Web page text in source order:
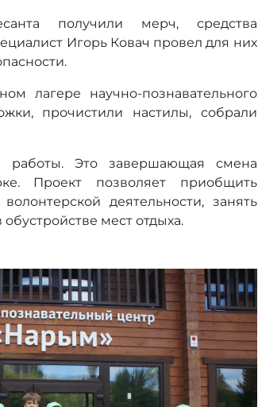
получили мерч, средства
Игорь Ковач провел для них
лагере научно-познавательного
прочистили настилы, собрали
Это завершающая смена
Проект позволяет приобщить
деятельности, занять
мест отдыха.